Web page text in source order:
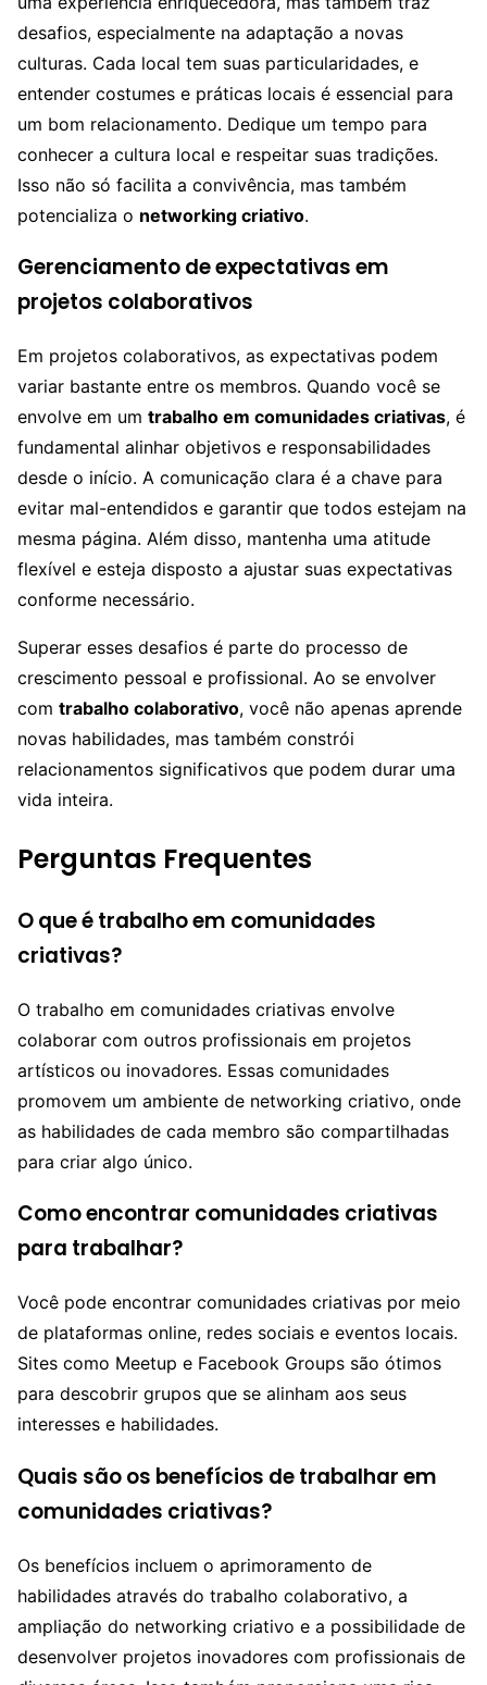
desafios, especialmente na adaptação a novas
culturas. Cada local tem suas particularidades, e
entender costumes e práticas locais é essencial para
um bom relacionamento. Dedique um tempo para
conhecer a cultura local e respeitar suas tradições.
Isso não só facilita a convivência, mas também
potencializa o networking criativo.
Gerenciamento de expectativas em
projetos colaborativos
Em projetos colaborativos, as expectativas podem
variar bastante entre os membros. Quando você se
envolve em um trabalho em comunidades criativas, é
fundamental alinhar objetivos e responsabilidades
desde o início. A comunicação clara é a chave para
evitar mal-entendidos e garantir que todos estejam na
mesma página. Além disso, mantenha uma atitude
flexível e esteja disposto a ajustar suas expectativas
conforme necessário.
Superar esses desafios é parte do processo de
crescimento pessoal e profissional. Ao se envolver
com trabalho colaborativo, você não apenas aprende
novas habilidades, mas também constrói
relacionamentos significativos que podem durar uma
vida inteira.
Perguntas Frequentes
O que é trabalho em comunidades
criativas?
O trabalho em comunidades criativas envolve
colaborar com outros profissionais em projetos
artísticos ou inovadores. Essas comunidades
promovem um ambiente de networking criativo, onde
as habilidades de cada membro são compartilhadas
para criar algo único.
Como encontrar comunidades criativas
para trabalhar?
Você pode encontrar comunidades criativas por meio
de plataformas online, redes sociais e eventos locais.
Sites como Meetup e Facebook Groups são ótimos
para descobrir grupos que se alinham aos seus
interesses e habilidades.
Quais são os benefícios de trabalhar em
comunidades criativas?
Os benefícios incluem o aprimoramento de
habilidades através do trabalho colaborativo, a
ampliação do networking criativo e a possibilidade de
desenvolver projetos inovadores com profissionais de